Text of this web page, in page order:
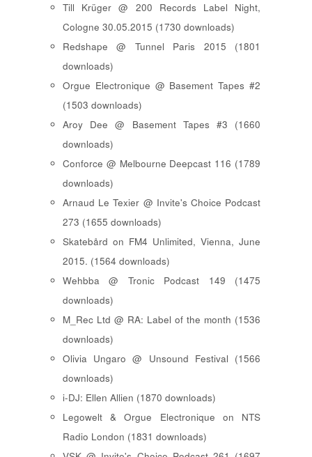
Till Krüger @ 200 Records Label Night,
Cologne 30.05.2015 (1730 downloads)
Redshape @ Tunnel Paris 2015 (1801
downloads)
Orgue Electronique @ Basement Tapes #2
(1503 downloads)
Aroy Dee @ Basement Tapes #3 (1660
downloads)
Conforce @ Melbourne Deepcast 116 (1789
downloads)
Arnaud Le Texier @ Invite's Choice Podcast
273 (1655 downloads)
Skatebård on FM4 Unlimited, Vienna, June
2015. (1564 downloads)
Wehbba @ Tronic Podcast 149 (1475
downloads)
M_Rec Ltd @ RA: Label of the month (1536
downloads)
Olivia Ungaro @ Unsound Festival (1566
downloads)
i-DJ: Ellen Allien (1870 downloads)
Legowelt & Orgue Electronique on NTS
Radio London (1831 downloads)